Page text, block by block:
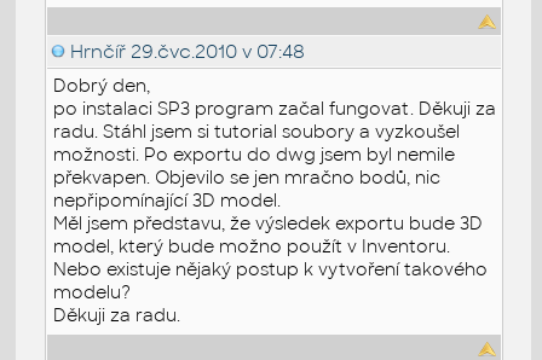
Hrnčíř 29.čvc.2010 v 07:48
Dobrý den,
po instalaci SP3 program začal fungovat. Děkuji za
radu. Stáhl jsem si tutorial soubory a vyzkoušel
možnosti. Po exportu do dwg jsem byl nemile
překvapen. Objevilo se jen mračno bodů, nic
nepřipomínající 3D model.
Měl jsem představu, že výsledek exportu bude 3D
model, který bude možno použít v Inventoru.
Nebo existuje nějaký postup k vytvoření takového
modelu?
Děkuji za radu.